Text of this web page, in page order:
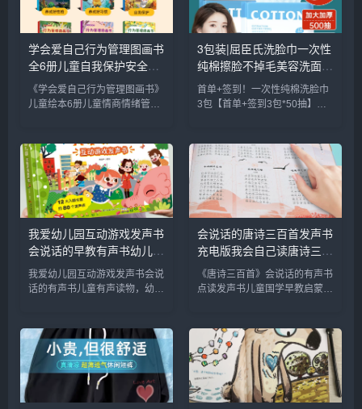
学会爱自己行为管理图画书
全6册儿童自我保护安全教
育绘本幼儿园早教书安全意
识启蒙宝宝睡前故事书儿童
《学会爱自己行为管理图画书》
儿童绘本6册儿童情商情绪管
图精美，专为0-9岁学前幼儿园
宝贝贴心设计，解决父母早教难
题，把握孩子成长关键期，培养
好习...
3包装|屈臣氏洗脸巾一次性
纯棉擦脸不掉毛美容洗面巾
脸卸妆巾加厚_彩妆/香水/
美妆工具
首单+签到！一次性纯棉洗脸巾
3包【首单+签到3包*50抽】一
日常擦手、卸妆擦脸很方便，孕
婴都可用3包装|屈臣氏洗脸巾一
次性纯棉擦脸不掉毛美容洗面...
我爱幼儿园互动游戏发声书
会说话的早教有声书幼儿手
指点读发声书有声读物1-2-
3岁宝宝学说话书本适合一
我爱幼儿园互动游戏发声书会说
话的有声书儿童有声读物，幼儿
事书，精美盒装，带数据线可充
电，点读即可发声。内容生动有
趣，宝妈必备亲子读物，提升宝
宝动...
会说话的唐诗三百首发声书
充电版我会自己读唐诗三百
首彩图注音版3-6-8岁幼儿
早教点读发声书完整版300
《唐诗三百首》会说话的有声书
点读发声书儿童国学早教启蒙益
大版本，硬皮精装版，点读即可
发声。内容生动有趣，宝妈必备
亲子读物，提升宝宝动手动脑能
力，...